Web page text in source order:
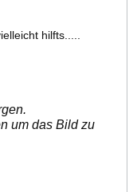
hilfts.....
um das Bild zu